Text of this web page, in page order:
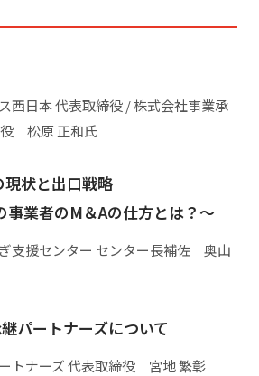
西日本 代表取締役 / 株式会社事業承
役 松原 正和氏
状と出口戦略
事業者のM＆Aの仕方とは？～
支援センター センター長補佐 奥山
パートナーズについて
トナーズ 代表取締役 宮地 繁彰